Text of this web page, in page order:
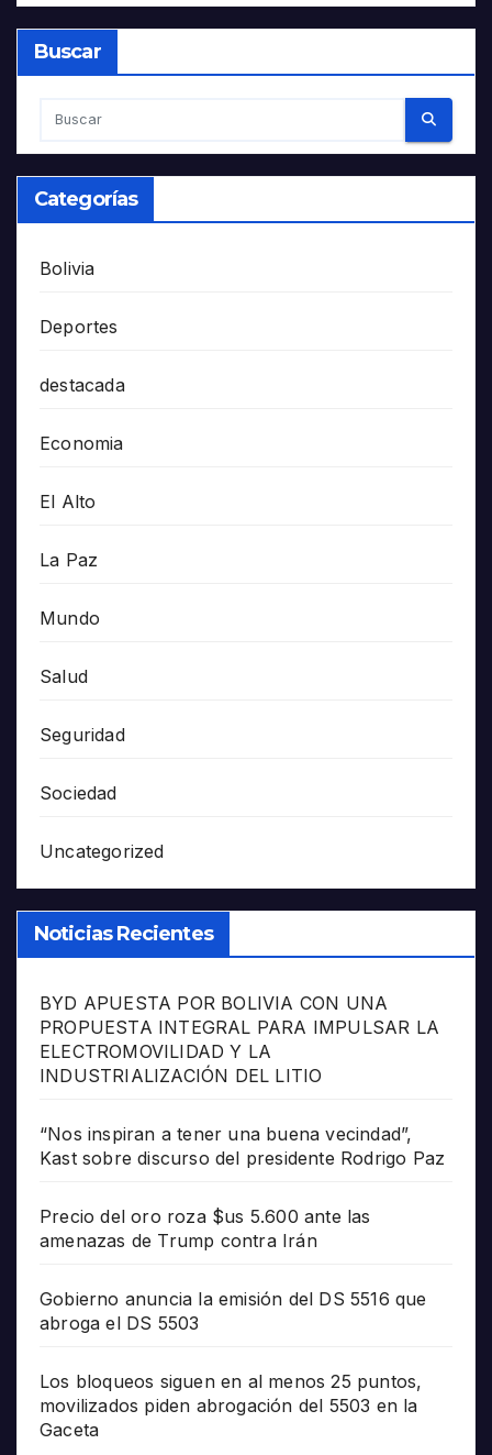
Buscar
Categorías
Bolivia
Deportes
destacada
Economia
El Alto
La Paz
Mundo
Salud
Seguridad
Sociedad
Uncategorized
Noticias Recientes
BYD APUESTA POR BOLIVIA CON UNA
PROPUESTA INTEGRAL PARA IMPULSAR LA
ELECTROMOVILIDAD Y LA
INDUSTRIALIZACIÓN DEL LITIO
“Nos inspiran a tener una buena vecindad”,
Kast sobre discurso del presidente Rodrigo Paz
Precio del oro roza $us 5.600 ante las
amenazas de Trump contra Irán
Gobierno anuncia la emisión del DS 5516 que
abroga el DS 5503
Los bloqueos siguen en al menos 25 puntos,
movilizados piden abrogación del 5503 en la
Gaceta